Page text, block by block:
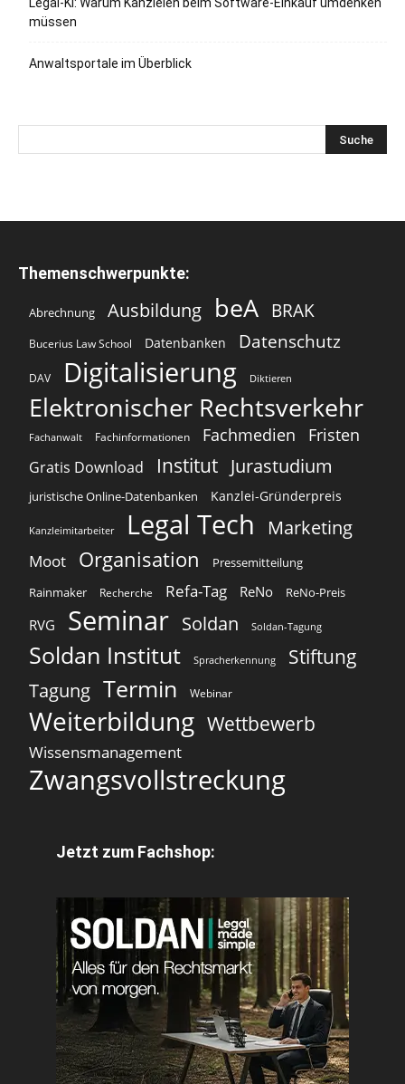
müssen
Anwaltsportale im Überblick
Themenschwerpunkte:
Abrechnung Ausbildung beA BRAK
Bucerius Law School Datenbanken Datenschutz
DAV Digitalisierung Diktieren
Elektronischer Rechtsverkehr
Fachanwalt Fachinformationen Fachmedien Fristen
Gratis Download Institut Jurastudium
juristische Online-Datenbanken Kanzlei-Gründerpreis
Kanzleimitarbeiter Legal Tech Marketing
Moot Organisation
Pressemitteilung
Rainmaker
Recherche Refa-Tag ReNo ReNo-Preis
RVG Seminar Soldan Soldan-Tagung
Soldan Institut Spracherkennung Stiftung
Tagung Termin Webinar
Weiterbildung Wettbewerb
Wissensmanagement
Zwangsvollstreckung
Jetzt zum Fachshop: